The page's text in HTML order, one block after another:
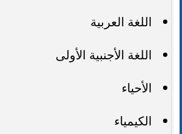
اللغة العربية
اللغة الأجنبية الأولى
الأحياء
الكيمياء